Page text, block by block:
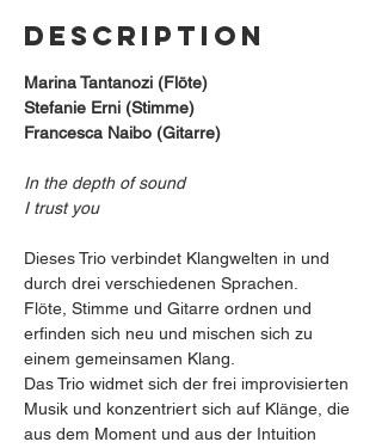
Description
Marina Tantanozi (Flöte)
Stefanie Erni (Stimme)
Francesca Naibo (Gitarre)
In the depth of sound
I trust you
Dieses Trio verbindet Klangwelten in und
durch drei verschiedenen Sprachen.
Flöte, Stimme und Gitarre ordnen und
erfinden sich neu und mischen sich zu
einem gemeinsamen Klang.
Das Trio widmet sich der frei improvisierten
Musik und konzentriert sich auf Klänge, die
aus dem Moment und aus der Intuition